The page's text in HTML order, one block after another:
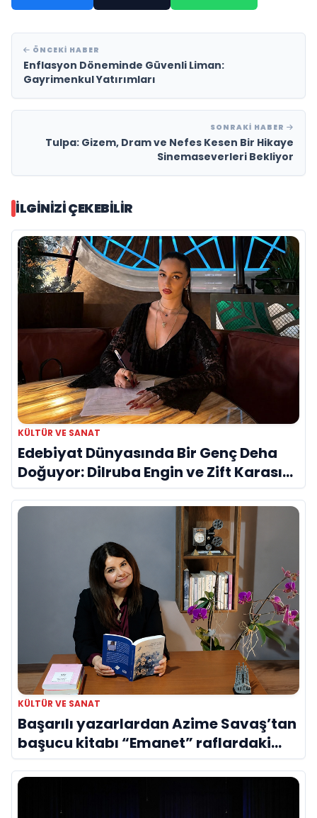
ÖNCEKI HABER
Enflasyon Döneminde Güvenli Liman:
Gayrimenkul Yatırımları
SONRAKI HABER
Tulpa: Gizem, Dram ve Nefes Kesen Bir Hikaye
Sinemaseverleri Bekliyor
İLGINIZI ÇEKEBILIR
KÜLTÜR VE SANAT
Edebiyat Dünyasında Bir Genç Deha
Doğuyor: Dilruba Engin ve Zift Karası
Evreni ‘AVENOİR’
KÜLTÜR VE SANAT
Başarılı yazarlardan Azime Savaş’tan
başucu kitabı “Emanet” raflardaki
yerini aldı